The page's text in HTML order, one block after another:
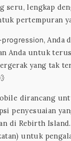
seru, lengkap
pertempuran
, Anda
Anda untuk
yang tak
dirancang
penyesuaian
di Rebirth
untuk